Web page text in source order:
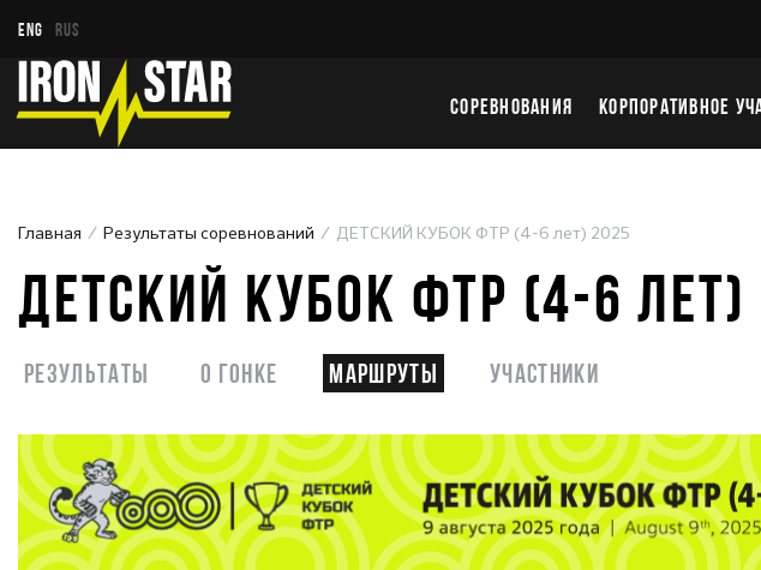
ENG RUS
СОРЕВНОВАНИЯ КОРПОРАТИВНОЕ
Главная Результаты соревнований ДЕТСКИЙ КУБОК ФТР (4-6 лет) 2025
ДЕТСКИЙ КУБОК ФТР (4-6 ЛЕТ)
Результаты О гонке Маршруты Участники